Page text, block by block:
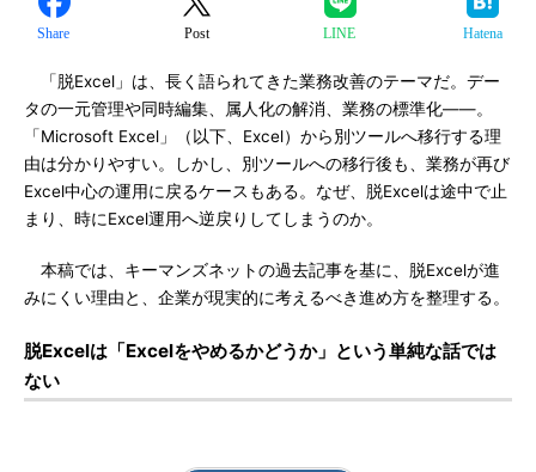
Share Post LINE Hatena
「脱Excel」は、長く語られてきた業務改善のテーマだ。デー
タの一元管理や同時編集、属人化の解消、業務の標準化――。
「Microsoft Excel」（以下、Excel）から別ツールへ移行する理
由は分かりやすい。しかし、別ツールへの移行後も、業務が再び
Excel中心の運用に戻るケースもある。なぜ、脱Excelは途中で止
まり、時にExcel運用へ逆戻りしてしまうのか。
本稿では、キーマンズネットの過去記事を基に、脱Excelが進
みにくい理由と、企業が現実的に考えるべき進め方を整理する。
脱Excelは「Excelをやめるかどうか」という単純な話では
ない